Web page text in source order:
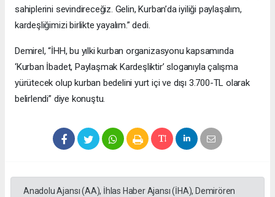
sahiplerini sevindireceğiz. Gelin, Kurban’da iyiliği paylaşalım,
kardeşliğimizi birlikte yayalım.” dedi.
Demirel, “İHH, bu yılki kurban organizasyonu kapsamında
‘Kurban İbadet, Paylaşmak Kardeşliktir’ sloganıyla çalışma
yürütecek olup kurban bedelini yurt içi ve dışı 3.700-TL olarak
belirlendi” diye konuştu.
Anadolu Ajansı (AA), İhlas Haber Ajansı (İHA), Demirören